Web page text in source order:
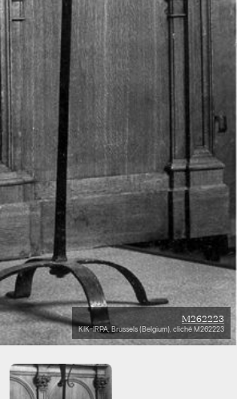
M262223
KIK-IRPA, Brussels (Belgium), cliché M262223